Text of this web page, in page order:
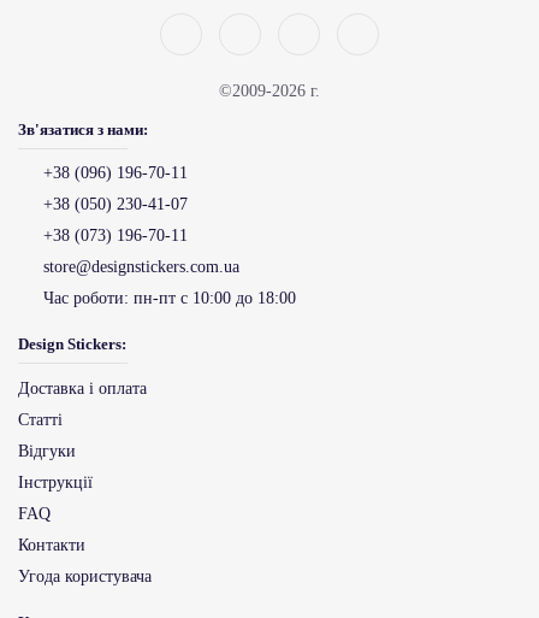
©2009-2026 г.
Зв'язатися з нами:
+38 (096) 196-70-11
+38 (050) 230-41-07
+38 (073) 196-70-11
store@designstickers.com.ua
Час роботи: пн-пт с 10:00 до 18:00
Design Stickers:
Доставка і оплата
Статті
Відгуки
Інструкції
FAQ
Контакти
Угода користувача